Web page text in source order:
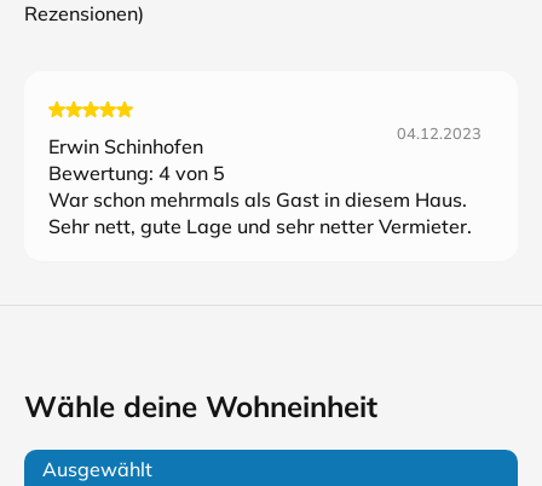
Rezensionen)
Erwin Schinhofen
04.12.2023
Bewertung: 4 von 5
War schon mehrmals als Gast in diesem Haus.
Sehr nett, gute Lage und sehr netter Vermieter.
Wähle deine Wohneinheit
Ausgewählt